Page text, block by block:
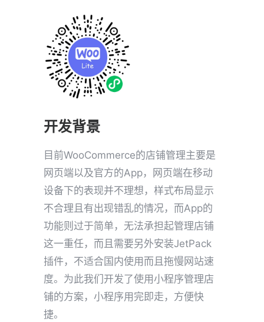
开发背景
目前WooCommerce的店铺管理主要是
网页端以及官方的App，网页端在移动
设备下的表现并不理想，样式布局显示
不合理且有出现错乱的情况，而App的
功能则过于简单，无法承担起管理店铺
这一重任，而且需要另外安装JetPack
插件，不适合国内使用而且拖慢网站速
度。为此我们开发了使用小程序管理店
铺的方案，小程序用完即走，方便快
捷。